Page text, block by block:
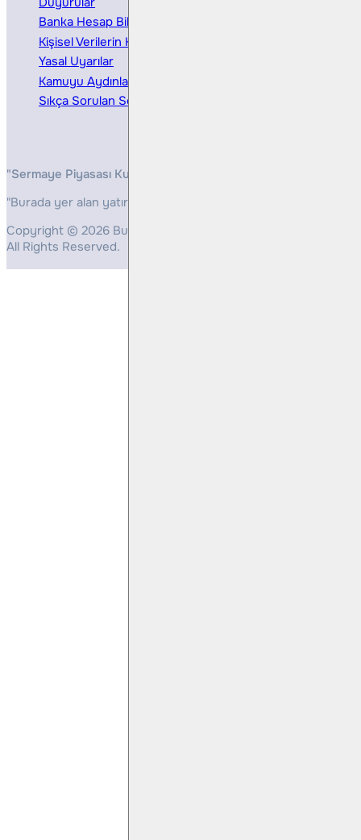
Banka Hesap Bilgileri
Kişisel Verilerin Korunması
Yasal Uyarılar
Kamuyu Aydınlatma
Sıkça Sorulan Sorular
"Sermaye Piyasası Kurulunun, Yatırım Hizmetleri ve
"Burada yer alan yatırım bilgi, yorum ve tavsiyeleri yatırım
Copyright © 2026 Bulls Yatırım Menkul Değerler
All Rights Reserved.